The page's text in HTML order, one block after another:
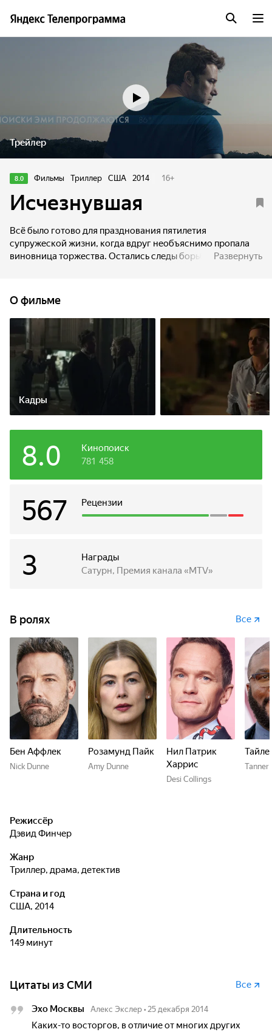
Трейлер
8.0 Фильмы Триллер США 2014 16+
Исчезнувшая
Всё было готово для празднования пятилетия
супружеской жизни, когда вдруг необъяснимо пропала
виновница торжества. Остались следы борьбы в доме,
ежегодно устраивала её для своего обожаемого мужа. И
похоже, что эти подсказки дают шанс пролить свет на
судьбу исчезнувшей.
Развернуть
О фильме
Кадры
Кинопоиск
8.0 781 458
Рецензии
567
Награды
3 Сатурн, Премия канала «MTV»
В ролях Все
Бен Аффлек
Nick Dunne
Розамунд Пайк
Amy Dunne
Нил Патрик
Харрис
Desi Collings
Tanner
Режиссёр
Дэвид Финчер
Жанр
триллер, драма, детектив
Страна и год
США, 2014
Длительность
149 минут
Цитаты из СМИ Все
Эхо Москвы Алекс Экслер • 25 декабря 2014
Каких-то восторгов, в отличие от многих других